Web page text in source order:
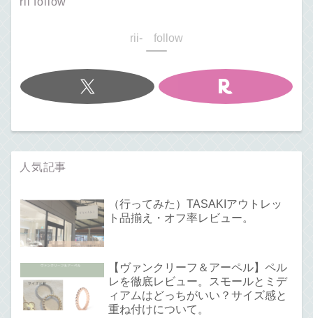
rii- follow
人気記事
（行ってみた）TASAKIアウトレッ
ト品揃え・オフ率レビュー。
【ヴァンクリーフ＆アーペル】ペル
レを徹底レビュー。スモールとミデ
ィアムはどっちがいい？サイズ感と
重ね付けについて。